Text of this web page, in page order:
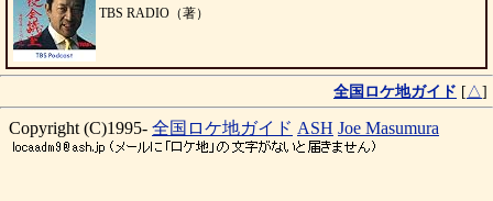
TBS RADIO（著）
全国ロケ地ガイド [△]
Copyright (C)1995- 全国ロケ地ガイド ASH Joe Masumura